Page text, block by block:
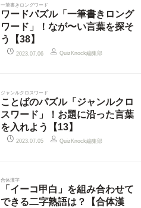
一筆書きロングワード
ワードパズル「一筆書きロング
ワード」！なが〜い言葉を探そ
う【38】
2023.07.06 QuizKnock編集部
ジャンルクロスワード
ことばのパズル「ジャンルクロ
スワード」！お題に沿った言葉
を入れよう【13】
2023.07.05 QuizKnock編集部
合体漢字
「イーコ甲白」を組み合わせて
できる二字熟語は？【合体漢